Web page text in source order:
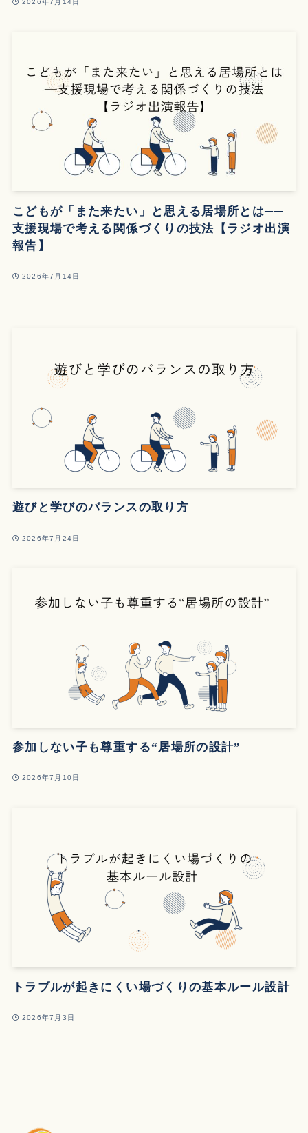
2026年7月14日
こどもが「また来たい」と思える居場所とは──
支援現場で考える関係づくりの技法【ラジオ出演
報告】
2026年7月14日
遊びと学びのバランスの取り方
2026年7月24日
参加しない子も尊重する“居場所の設計”
2026年7月10日
トラブルが起きにくい場づくりの基本ルール設計
2026年7月3日